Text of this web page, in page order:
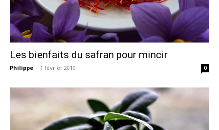
Les bienfaits du safran pour mincir
Philippe - 1 février 2019 0